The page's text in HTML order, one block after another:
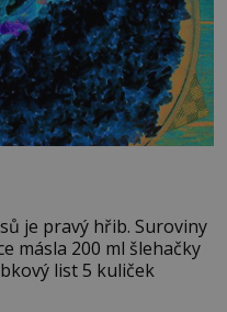
hřib. Suroviny
másla 200 ml šlehačky
list 5 kuliček